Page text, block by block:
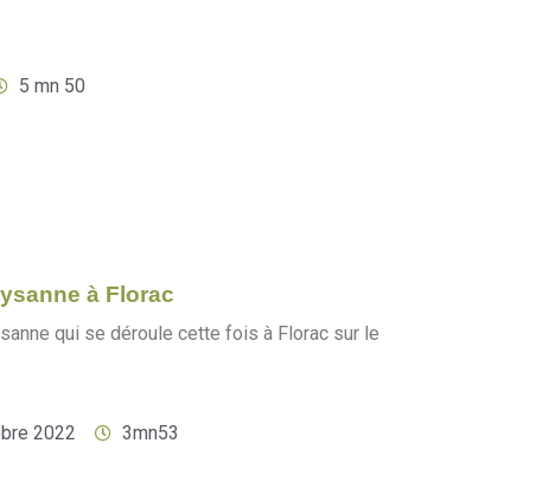
5 mn 50
à Florac
qui se déroule cette fois à Florac sur le
2022 3mn53